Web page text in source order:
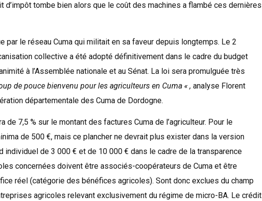
d’impôt tombe bien alors que le coût des machines a flambé ces dernières
par le réseau Cuma qui militait en sa faveur depuis longtemps. Le 2
collective a été adopté définitivement dans le cadre du budget
à l’Assemblée nationale et au Sénat. La loi sera promulguée très
de pouce bienvenu pour les agriculteurs en Cuma « , analyse Florent
départementale des Cuma de Dordogne.
de 7,5 % sur le montant des factures Cuma de l’agriculteur. Pour le
de 500 €, mais ce plancher ne devrait plus exister dans la version
individuel de 3 000 € et de 10 000 € dans le cadre de la transparence
concernées doivent être associés-coopérateurs de Cuma et être
réel (catégorie des bénéfices agricoles). Sont donc exclues du champ
agricoles relevant exclusivement du régime de micro-BA. Le crédit